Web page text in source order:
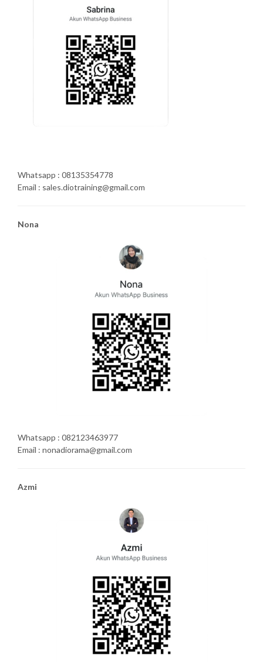
Whatsapp : 08135354778
Email : sales.diotraining@gmail.com
Nona
Whatsapp : 082123463977
Email : nonadiorama@gmail.com
Azmi